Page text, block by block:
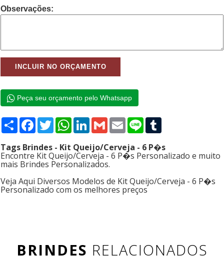
Observações:
Peça seu orçamento pelo Whatsapp
Compartilhar
Facebook
TwitterWhatsApp
LinkedIn
GmailEmailLine
Tags Brindes - Kit Queijo/Cerveja - 6 P�s
Encontre Kit Queijo/Cerveja - 6 P�s Personalizado e muito
mais Brindes Personalizados.
Veja Aqui Diversos Modelos de Kit Queijo/Cerveja - 6 P�s
Personalizado com os melhores preços
BRINDES RELACIONADOS